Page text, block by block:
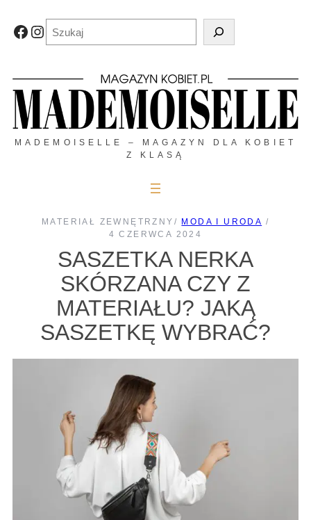
treściFacebook
Instagram
MADEMOISELLE – MAGAZYN DLA KOBIET
Z KLASĄ
MATERIAŁ ZEWNĘTRZNY / MODA I URODA /
4 CZERWCA 2024
SASZETKA NERKA
SKÓRZANA CZY Z
MATERIAŁU? JAKĄ
SASZETKĘ WYBRAĆ?